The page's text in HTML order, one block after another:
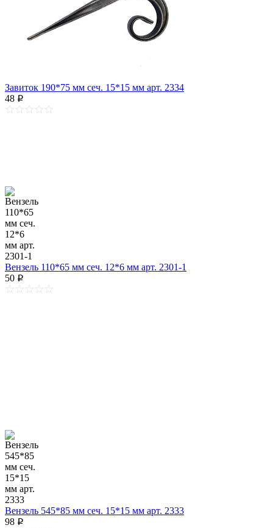
Завиток 190*75 мм сеч. 15*15 мм арт. 2334
48 p
Вензель 110*65 мм сеч. 12*6 мм арт. 2301-1
50 p
Вензель 545*85 мм сеч. 15*15 мм арт. 2333
98 p